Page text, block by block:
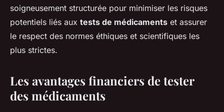
soigneusement structurée pour minimiser les risques
potentiels liés aux tests de médicaments et assurer
le respect des normes éthiques et scientifiques les
plus strictes.
Les avantages financiers de tester
des médicaments